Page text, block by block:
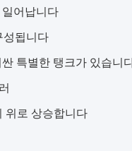
어납니다
성됩니다
특별한 탱크가 있습니
위로 상승합니다